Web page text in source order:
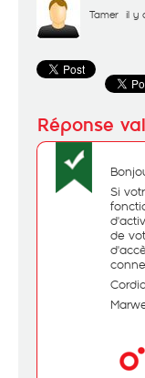
Tamer il y
Si
de